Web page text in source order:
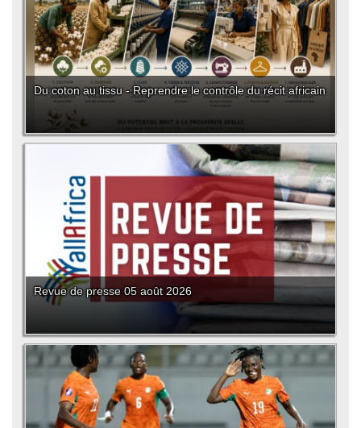
Du coton au tissu - Reprendre le contrôle du récit africain
Revue de presse 05 août 2026